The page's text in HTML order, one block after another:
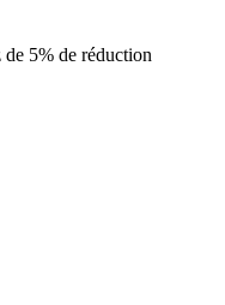
5% de réduction